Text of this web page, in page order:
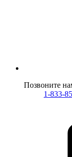
Позвоните
1-833-